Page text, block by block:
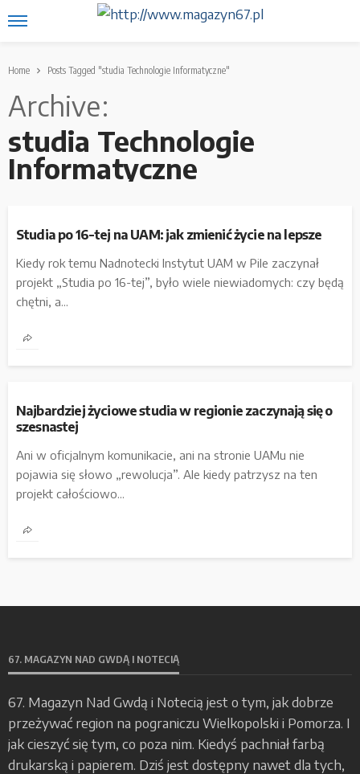
Home Posts Tagged "studia Technologie Informatyczne"
Archive
studia Technologie
Informatyczne
Studia po 16-tej na UAM: jak zmienić życie na lepsze
Kiedy rok temu Nadnotecki Instytut UAM w Pile zaczynał
projekt „Studia po 16-tej”, było wiele niewiadomych: czy będą
chętni, a...
Najbardziej życiowe studia w regionie zaczynają się o
szesnastej
Ani w oficjalnym komunikacie, ani na stronie UAMu nie
pojawia się słowo „rewolucja”. Ale kiedy patrzysz na ten
projekt całościowo...
67. MAGAZYN NAD GWDĄ I NOTECIĄ
67. Magazyn Nad Gwdą i Notecią jest o tym, jak dobrze
przeżywać region na pograniczu Wielkopolski i Pomorza. I
jak cieszyć się tym, co poza nim. Kiedyś pachniał farbą
drukarską i papierem. Dziś jest dostępny nawet dla tych,